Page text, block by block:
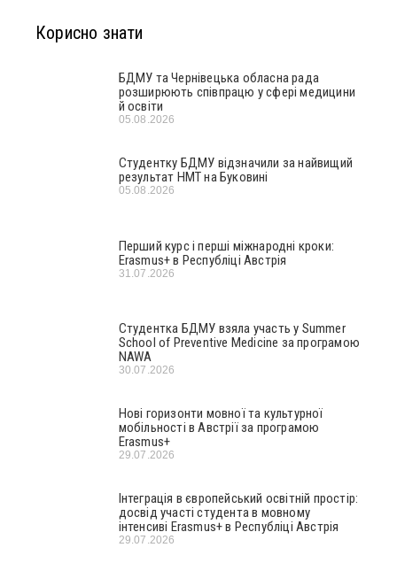
Корисно знати
БДМУ та Чернівецька обласна рада
розширюють співпрацю у сфері медицини
й освіти
05.08.2026
Студентку БДМУ відзначили за найвищий
результат НМТ на Буковині
05.08.2026
Перший курс і перші міжнародні кроки:
Erasmus+ в Республіці Австрія
31.07.2026
Студентка БДМУ взяла участь у Summer
School of Preventive Medicine за програмою
NAWA
30.07.2026
Нові горизонти мовної та культурної
мобільності в Австрії за програмою
Erasmus+
29.07.2026
Інтеграція в європейський освітній простір:
досвід участі студента в мовному
інтенсиві Erasmus+ в Республіці Австрія
29.07.2026